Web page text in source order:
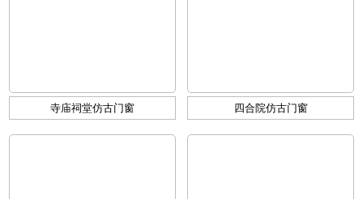
寺庙祠堂仿古门窗 四合院仿古门窗